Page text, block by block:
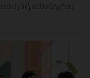
καθοδήγηση